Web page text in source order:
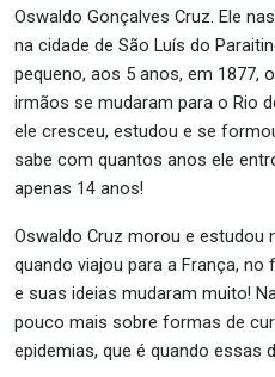
Oswaldo Gonçalves Cruz. Ele
na cidade de São Luís do
pequeno, aos 5 anos, em 1877,
irmãos se mudaram para o Rio
ele cresceu, estudou e se
sabe com quantos anos ele
apenas 14 anos!
Oswaldo Cruz morou e estudou
quando viajou para a França, no
e suas ideias mudaram muito!
pouco mais sobre formas de
epidemias, que é quando essas